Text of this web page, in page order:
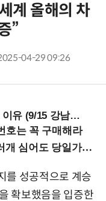
계 올해의 차
”
04-29 09:26
(9/15 강남역)
를 성공적으로 계승
확보했음을 입증한